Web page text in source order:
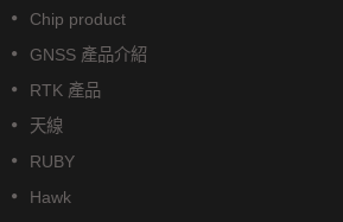
Chip product
GNSS 產品介紹
RTK 產品
天線
RUBY
Hawk